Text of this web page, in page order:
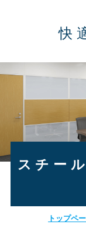
快
スチー
トップペ